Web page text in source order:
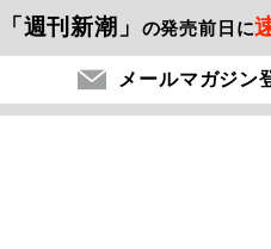
「週刊新潮」 の発売前日に
メールマガジン